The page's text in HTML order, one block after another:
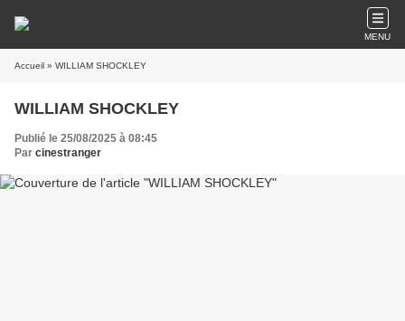
MENU
Accueil » WILLIAM SHOCKLEY
WILLIAM SHOCKLEY
Publié le 25/08/2025 à 08:45
Par cinestranger